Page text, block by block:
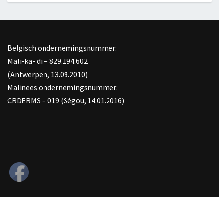
Belgisch ondernemingsnummer:
Mali-ka- di – 829.194.602
(Antwerpen, 13.09.2010).
Malinees ondernemingsnummer:
CRDERMS – 019 (Ségou, 14.01.2016)